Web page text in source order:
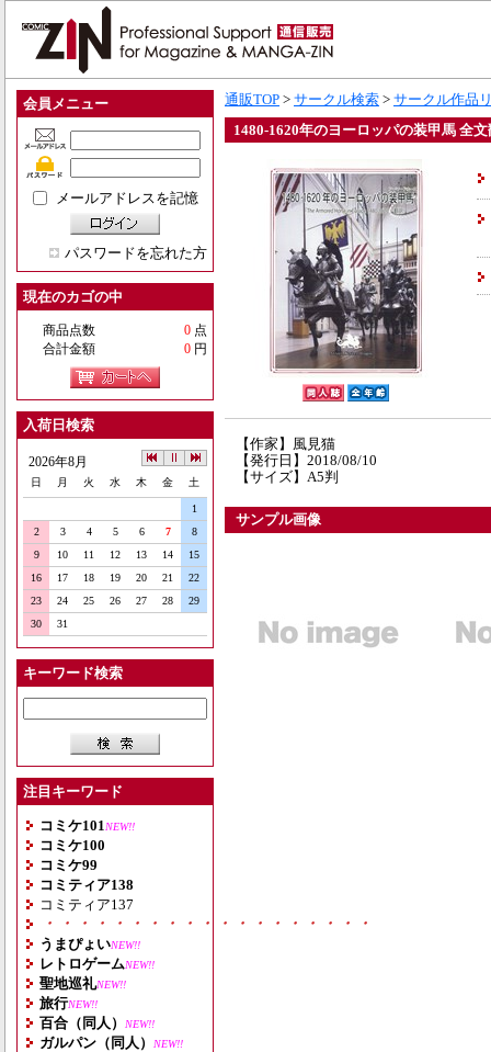
会員メニュー
メールアドレスを記憶
パスワードを忘れた方
現在のカゴの中
商品点数 0 点
合計金額
0 円
入荷日検索
2026年8月
日 月 火 水 木 金 土
1
2
3 4 5 6 7
8
9
10 11 12 13 14
15
16
17 18 19 20 21
22
23
24 25 26 27 28
29
30
31
キーワード検索
注目キーワード
コミケ101 NEW!!
コミケ100
コミケ99
コミティア138
コミティア137
・・・・・・・・・・・・・・・・・・・
うまぴょいNEW!!
レトロゲームNEW!!
聖地巡礼NEW!!
旅行NEW!!
百合（同人） NEW!!
ガルパン（同人） NEW!!
通販TOP > サークル検索 > サークル作品
1480-1620年のヨーロッパの装甲馬 全
【作家】風見猫
【発行日】2018/08/10
【サイズ】A5判
サンプル画像